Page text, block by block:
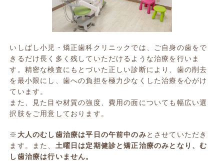
いしばし小児・矯正歯科クリニックでは、ご自身の歯をで
きるだけ長く多く残していただけるような治療を行いま
す。精密な検査にもとづいた正しい診断により、歯の削去
を最小限にし、歯への負担を極力少なくした治療を心がけ
ています。
また、見た目や材質の強度、費用の面についても幅広い選
択肢をご用意しております。
※ 大人のむし歯治療は平日の午前中のみとさせていただき
ます。また、 土曜日は定期健診と矯正治療のみとなり、む
し歯治療は行いません。